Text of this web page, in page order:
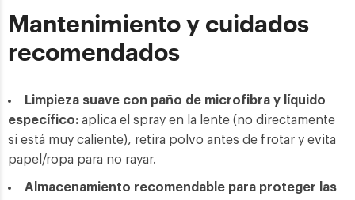
Mantenimiento y cuidados
recomendados
Limpieza suave con paño de microfibra y líquido
específico: aplica el spray en la lente (no directamente
si está muy caliente), retira polvo antes de frotar y evita
papel/ropa para no rayar.
Almacenamiento recomendable para proteger las